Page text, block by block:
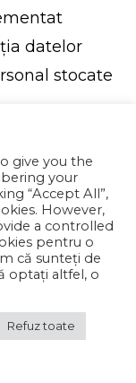
datelor
stocate
către un
Safari
cuprind
accesa
ul
alcătuite
acestea nu
give you the
your
“Accept All”,
However,
a controlled
pentru o
că sunteți de
optați altfel, o
Refuz toate